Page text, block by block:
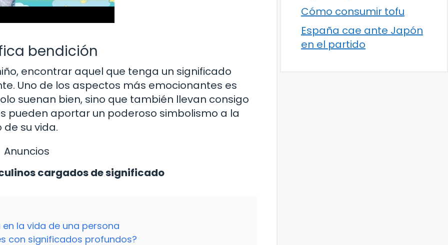
bendición
encontrar aquel que tenga un significado
Uno de los aspectos más emocionantes es
suenan bien, sino que también llevan consigo
pueden aportar un poderoso simbolismo a la
su vida.
Anuncios
cargados de significado
la vida de una persona
con significados profundos?
Cómo consumir tofu
España cae ante Japón
en el partido